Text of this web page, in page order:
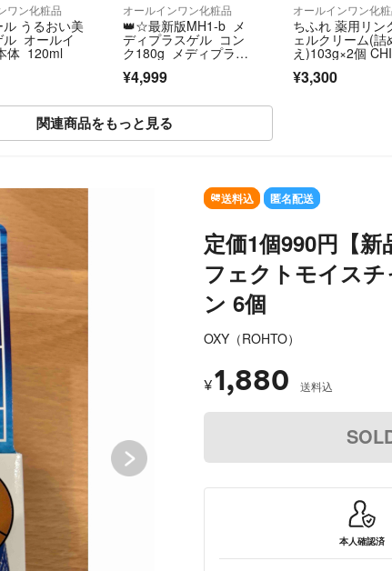
ワン化粧品
うるおい美
ル オールイ
体 120ml
オールインワン化粧品
👑☆最新版MH1-b メ
ディプラスゲル コン
ク180g メディプラス
ゲルコンク
¥4,999
オールインワン化
ちふれ 薬用リン
ェルクリーム(詰
え)103g×2個
¥3,300
関連商品をもっと見る
SOLD OUT
送料込 匿名配送
定価1個990円【
フェクトモイス
ン 6個
OXY（ROHTO）
¥1,880 送料込
本人確認済